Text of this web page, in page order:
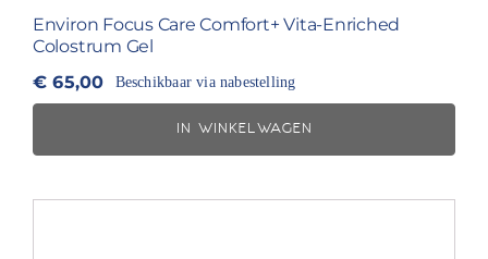
Environ Focus Care Comfort+ Vita-Enriched
Colostrum Gel
€ 65,00 Beschikbaar via nabestelling
IN WINKELWAGEN